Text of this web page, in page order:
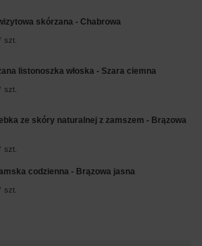
skórzana - Chabrowa
szt.
listonoszka włoska - Szara ciemna
szt.
ze skóry naturalnej z zamszem - Brązowa
szt.
codzienna - Brązowa jasna
szt.